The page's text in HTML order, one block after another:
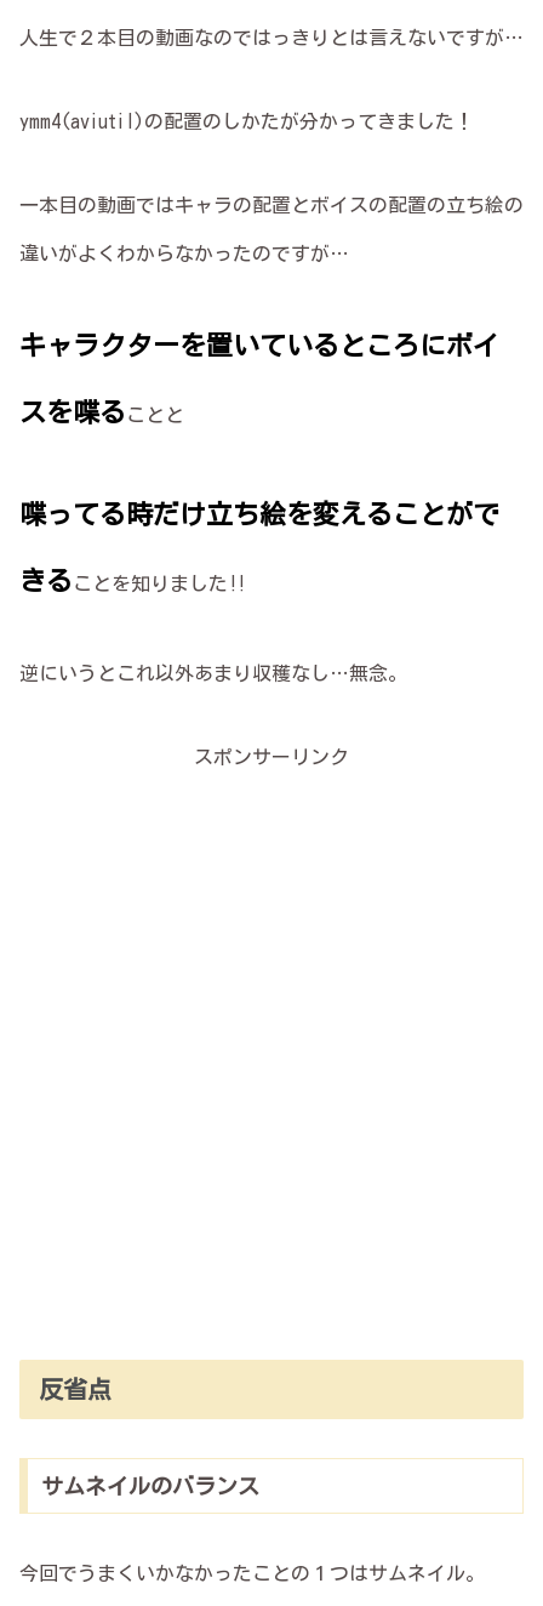
人生で２本目の動画なのではっきりとは言えないですが…
ymm4(aviutil)の配置のしかたが分かってきました！
一本目の動画ではキャラの配置とボイスの配置の立ち絵の
違いがよくわからなかったのですが…
キャラクターを置いているところにボイ
スを喋る ことと
喋ってる時だけ立ち絵を変えることがで
きる ことを知りました‼︎
逆にいうとこれ以外あまり収穫なし…無念。
スポンサーリンク
反省点
サムネイルのバランス
今回でうまくいかなかったことの１つはサムネイル。